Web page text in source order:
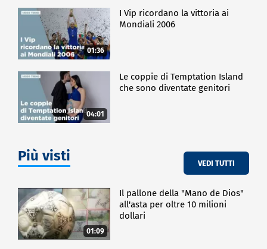
01:36
I Vip ricordano la vittoria ai
Mondiali 2006
04:01
Le coppie di Temptation Island
che sono diventate genitori
Più visti VEDI TUTTI
01:09
Il pallone della "Mano de Dios"
all'asta per oltre 10 milioni
dollari